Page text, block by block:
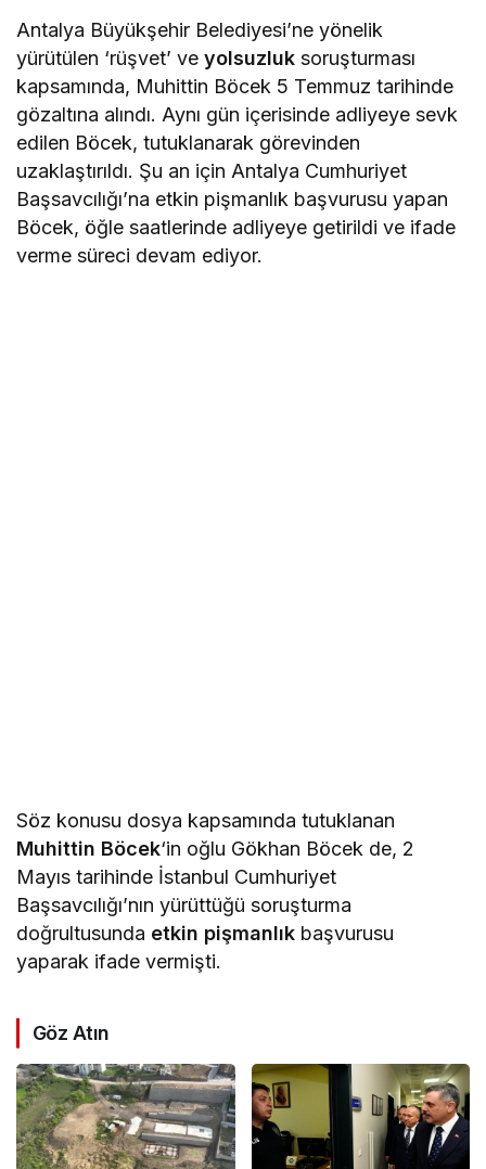
Antalya Büyükşehir Belediyesi’ne yönelik
yürütülen ‘rüşvet’ veyolsuzluk soruşturması
kapsamında, Muhittin Böcek 5 Temmuz tarihinde
gözaltına alındı. Aynı gün içerisinde adliyeye sevk
edilen Böcek, tutuklanarak görevinden
uzaklaştırıldı. Şu an için Antalya Cumhuriyet
Başsavcılığı’na etkin pişmanlık başvurusu yapan
Böcek, öğle saatlerinde adliyeye getirildi ve ifade
verme süreci devam ediyor.
Söz konusu dosya kapsamında tutuklanan
Muhittin Böcek‘in oğlu Gökhan Böcek de, 2
Mayıs tarihinde İstanbul Cumhuriyet
Başsavcılığı’nın yürüttüğü soruşturma
doğrultusunda etkin pişmanlık başvurusu
yaparak ifade vermişti.
Göz Atın